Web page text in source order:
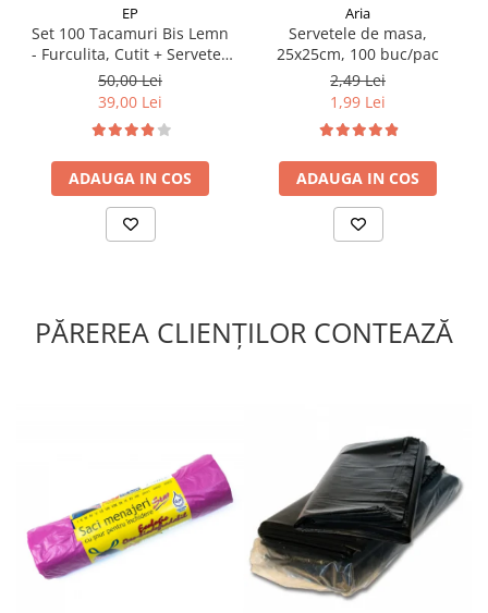
EP
Set 100 Tacamuri Bis Lemn
- Furculita, Cutit + Servetel,
ambalate individual
50,00 Lei
39,00 Lei
ADAUGA IN COS
Aria
Servetele de masa,
25x25cm, 100 buc/pac
2,49 Lei
1,99 Lei
ADAUGA IN COS
PĂREREA CLIENȚILOR CONTEAZĂ